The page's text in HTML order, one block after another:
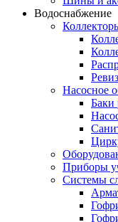
Водоснабжение
Насосное
Баки
Приборы
Системы